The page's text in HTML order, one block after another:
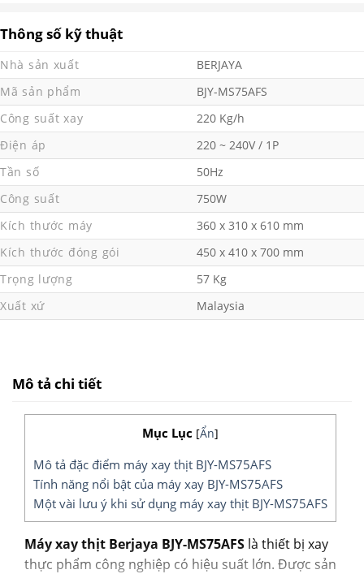
Thông số kỹ thuật
Nhà sản xuất
BERJAYA
Mã sản phẩm
BJY-MS75AFS
Công suất xay
220 Kg/h
Điện áp
220 ~ 240V / 1P
Tần số
50Hz
Công suất
750W
Kích thước máy
360 x 310 x 610 mm
Kích thước đóng gói
450 x 410 x 700 mm
Trọng lượng
57 Kg
Xuất xứ
Malaysia
Mô tả chi tiết
Mục Lục [Ẩn]
Mô tả đặc điểm máy xay thịt BJY-MS75AFS
Tính năng nổi bật của máy xay BJY-MS75AFS
Một vài lưu ý khi sử dụng máy xay thịt BJY-MS75AFS
Máy xay thịt Berjaya BJY-MS75AFS là thiết bị xay
thực phẩm công nghiệp có hiệu suất lớn. Được sản